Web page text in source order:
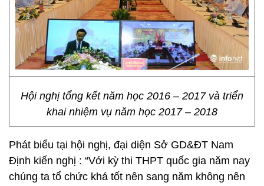
Hội nghị tổng kết năm học 2016 – 2017 và triển
khai nhiệm vụ năm học 2017 – 2018
Phát biểu tại hội nghị, đại diện Sở GD&ĐT Nam
Định kiến nghị : “Với kỳ thi THPT quốc gia năm nay
chúng ta tổ chức khá tốt nên sang năm không nên